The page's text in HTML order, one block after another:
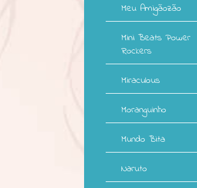
Meu Amigãozão
Mini Beats Power
Rockers
Miraculous
Moranguinho
Mundo Bita
Naruto